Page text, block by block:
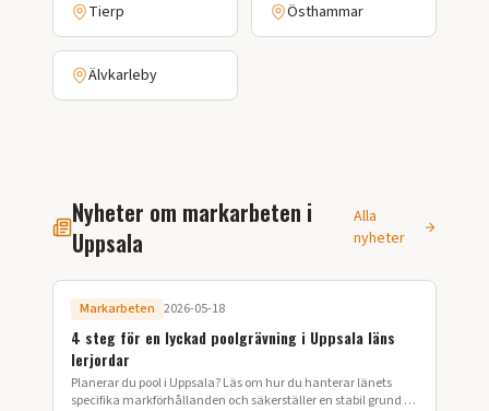
Tierp Östhammar
Älvkarleby
Nyheter om markarbeten i
Uppsala
Alla
nyheter
Markarbeten 2026-05-18
4 steg för en lyckad poolgrävning i Uppsala läns
lerjordar
Planerar du pool i Uppsala? Läs om hur du hanterar länets
specifika markförhållanden och säkerställer en stabil grund för